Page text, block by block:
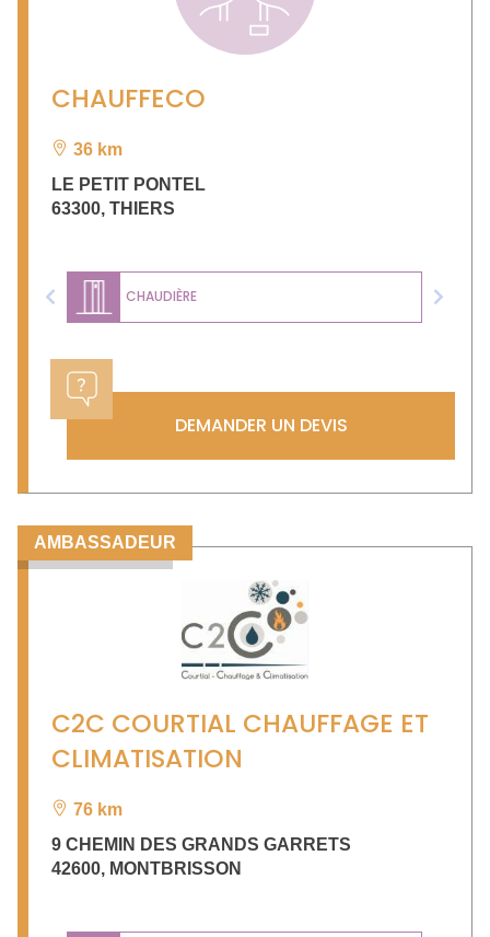
CHAUFFECO
36 km
LE PETIT PONTEL
63300, THIERS
CHAUDIÈRE
Previous Next
DEMANDER UN DEVIS
AMBASSADEUR
C2C COURTIAL CHAUFFAGE ET
CLIMATISATION
76 km
9 CHEMIN DES GRANDS GARRETS
42600, MONTBRISSON